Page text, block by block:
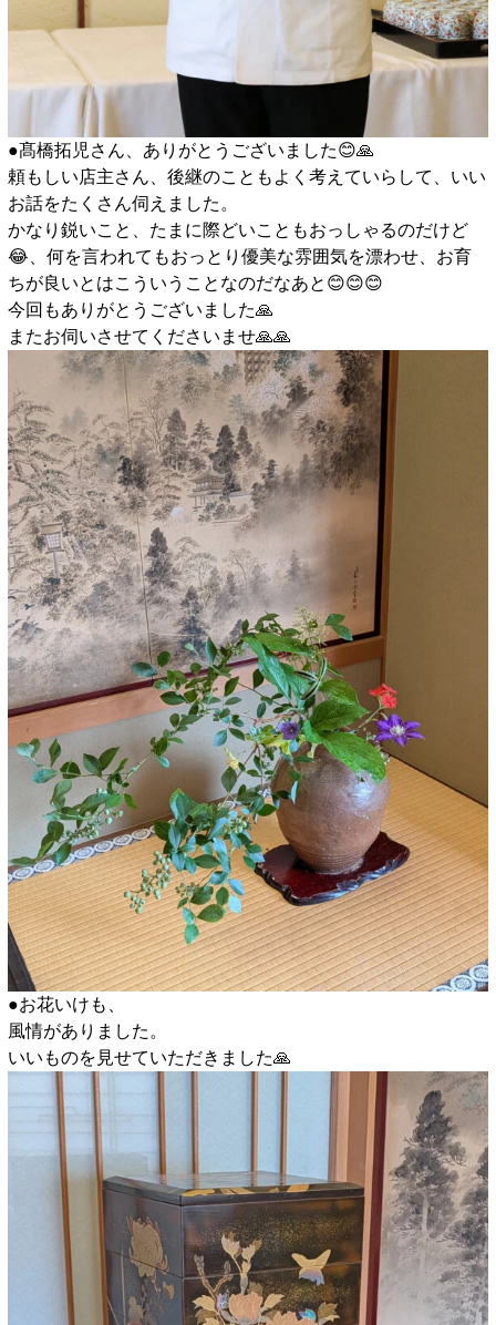
●髙橋拓児さん、ありがとうございました😊🙏
頼もしい店主さん、後継のこともよく考えていらして、いい
お話をたくさん伺えました。
かなり鋭いこと、たまに際どいこともおっしゃるのだけど
😂、何を言われてもおっとり優美な雰囲気を漂わせ、お育
ちが良いとはこういうことなのだなあと😊😊😊
今回もありがとうございました🙏
またお伺いさせてくださいませ🙏🙏
●お花いけも、
風情がありました。
いいものを見せていただきました🙏